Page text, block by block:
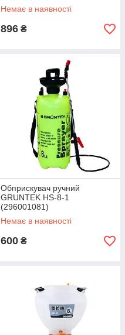
Немає в наявності
896 ₴
Обприскувач ручний
GRUNTEK HS-8-1
(296001081)
Немає в наявності
600 ₴